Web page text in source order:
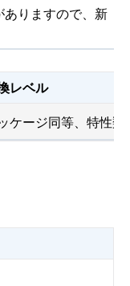
りますので、新
レベル
ケージ同等、特性類